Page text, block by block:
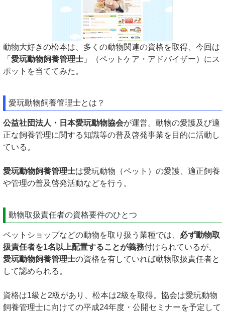
動物大好きの松本は、多くの動物関連の資格を取得、今回は
「 愛玩動物飼養管理士 」（ペットケア・アドバイザー）にス
ポットを当ててみた。
愛玩動物飼養管理士とは？
公益社団法人・日本愛玩動物協会が運営。動物の愛護及び適
正な飼養管理に関する知識等の普及啓発事業を目的に活動し
ている。
愛玩動物飼養管理士は愛玩動物（ペット）の愛護、適正飼養
や管理の普及啓発活動などを行う。
動物取扱責任者の資格要件のひとつ
ペットショップなどの動物を取り扱う業種では、 必ず動物取
扱責任者を1名以上配置することが義務付けられているが、
愛玩動物飼養管理士の資格を有していれば動物取扱責任者と
して認められる。
資格は1級と2級があり、松本は2級を取得。協会は愛玩動物
飼養管理士に向けての平成24年度・公開セミナーを予定して